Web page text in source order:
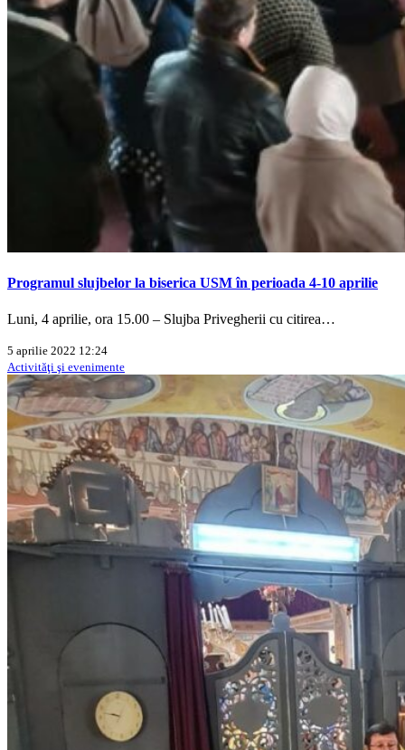
Programul slujbelor la biserica USM în perioada 4-10 aprilie
Luni, 4 aprilie, ora 15.00 – Slujba Privegherii cu citirea…
5 aprilie 2022 12:24
Activităţi şi evenimente